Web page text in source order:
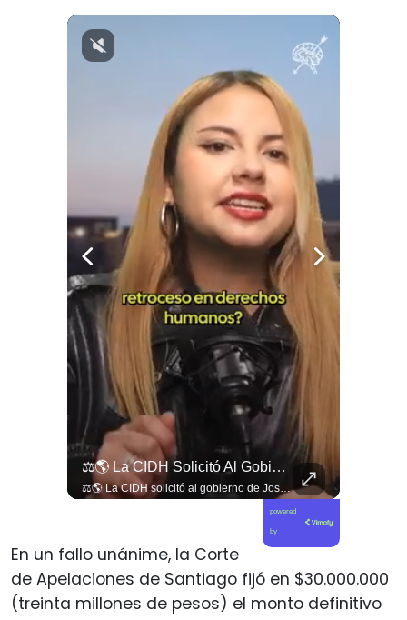
⚖️🌎 La CIDH Solicitó Al Gobierno De José Antonio Kast Información Detallada Sobre Cambios Institucionales Y Recortes En Materia De Derechos Humanos, Tras Una Audiencia...
⚖️🌎 La CIDH solicitó al gobierno de José Antonio Kast información detallada sobre cambios institucionales y recortes en materia de derechos humanos, tras una audiencia con organizaciones y representantes del Estado. 📄🇨🇱 👉 Descubre más en elciudadano.com y en Tu Canal Ciudadano
powered
by
En un fallo unánime, la Corte
de Apelaciones de Santiago fijó en $30.000.000
(treinta millones de pesos) el monto definitivo